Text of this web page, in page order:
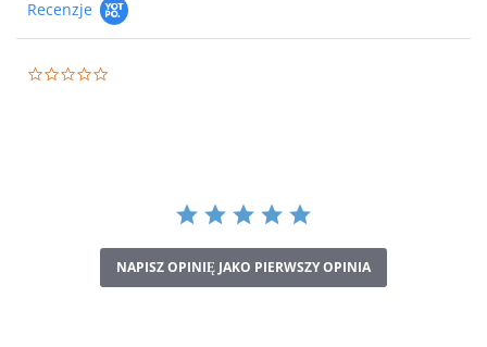
Recenzje
NAPISZ OPINIĘ JAKO PIERWSZY OPINIA